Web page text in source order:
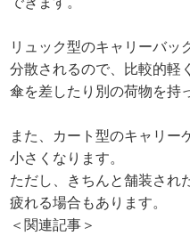
リュック型のキャリーバッ
分散されるので、比較的軽
傘を差したり別の荷物を持
また、カート型のキャリー
小さくなります。
ただし、きちんと舗装され
疲れる場合もあります。
＜関連記事＞